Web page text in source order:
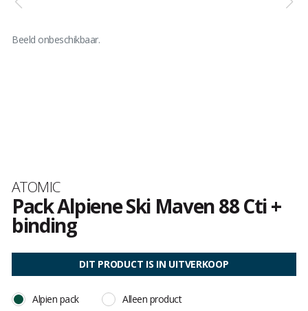
Beeld onbeschikbaar.
Merk
ATOMIC
Pack Alpiene Ski Maven 88 Cti +
binding
oordeel
DIT PRODUCT IS IN UITVERKOOP
Alpien pack Alleen product